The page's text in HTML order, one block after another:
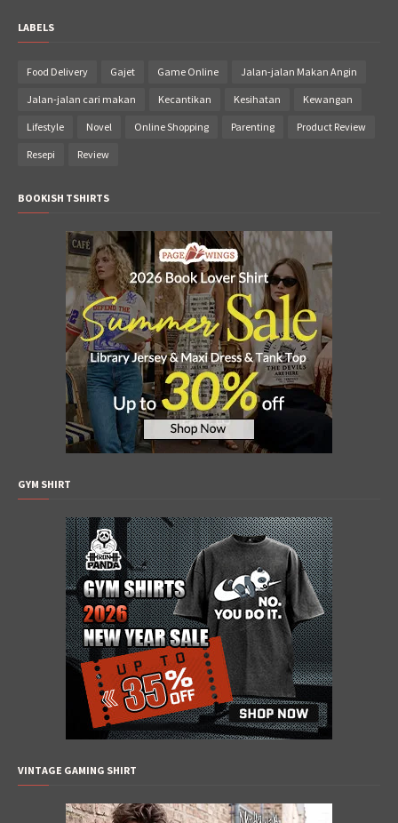
LABELS
Food Delivery Gajet Game Online Jalan-jalan Makan Angin
Jalan-jalan cari makan Kecantikan Kesihatan Kewangan
Lifestyle Novel Online Shopping Parenting Product Review
Resepi Review
BOOKISH TSHIRTS
GYM SHIRT
VINTAGE GAMING SHIRT